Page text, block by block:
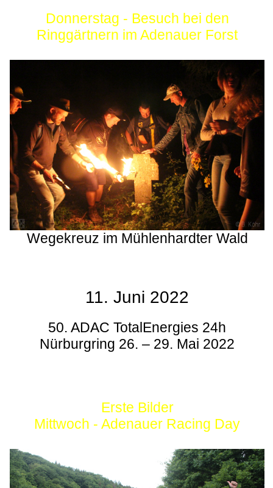
Donnerstag - Besuch bei den
Ringgärtnern im Adenauer Forst
Wegekreuz im Mühlenhardter Wald
11. Juni 2022
50. ADAC TotalEnergies 24h
Nürburgring 26. – 29. Mai 2022
Erste Bilder
Mittwoch - Adenauer Racing Day